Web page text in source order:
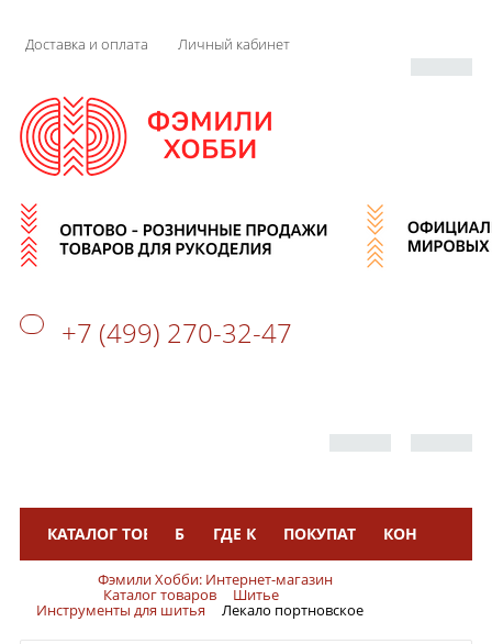
Доставка и оплата Личный кабинет
+7 (499) 270-32-47
КАТАЛОГ ТОВАРОВБРЕНДЫГДЕ КУПИТЬПОКУПАТЕЛЯМКОНТАКТЫ
Фэмили Хобби: Интернет-магазин
Каталог товаров Шитье
Инструменты для шитья Лекало портновское